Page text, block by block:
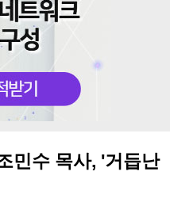
민수 목사, '거듭난